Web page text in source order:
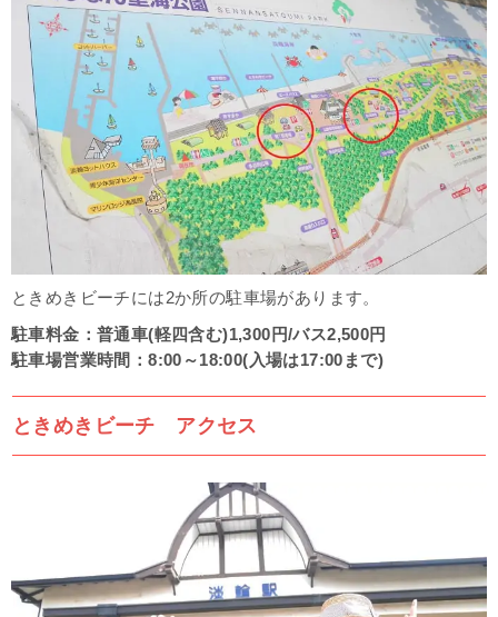
ときめきビーチには2か所の駐車場があります。
駐車料金：普通車(軽四含む)1,300円/バス2,500円
駐車場営業時間：8:00～18:00(入場は17:00まで)
ときめきビーチ アクセス